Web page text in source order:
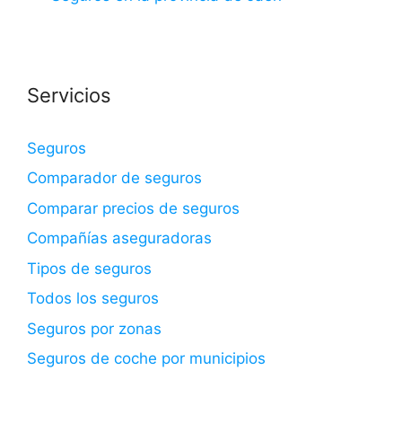
Servicios
Seguros
Comparador de seguros
Comparar precios de seguros
Compañías aseguradoras
Tipos de seguros
Todos los seguros
Seguros por zonas
Seguros de coche por municipios